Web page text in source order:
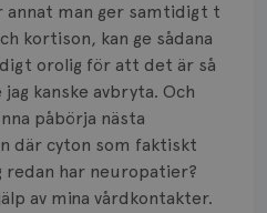
man ger samtidigt t
kortison, kan ge sådana
orolig för att det är så
kanske avbryta. Och
påbörja nästa
där cyton som faktiskt
redan har neuropatier?
av mina vårdkontakter.